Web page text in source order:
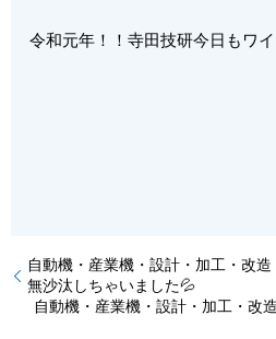
令和元年！！寺田技研今日もワ
自動機・産業機・設計・加工・
無沙汰しちゃいました💦
自動機・産業機・設計・加工・